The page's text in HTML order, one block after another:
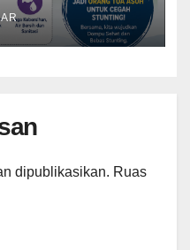
dipublikasikan. Ruas